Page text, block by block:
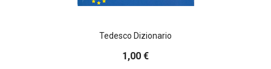
Tedesco Dizionario
1,00 €